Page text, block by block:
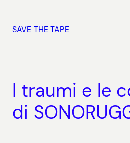
contenuto
SAVE THE TAPE
I traumi e le
di